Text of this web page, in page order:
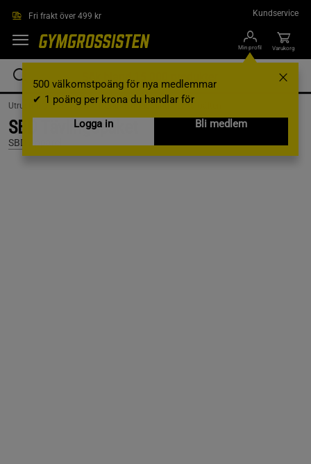
Fri frakt över 499 kr Kundservice
Min profil
500 välkomstpoäng för nya medlemmar
✔ 1 poäng per krona du handlar för
Logga in
Bli medlem
Varukorg
Utrustning & Tillbehör / Träningsutrustning / Lyftarbälten
SBD Tävlingspaket
SBD Apparel